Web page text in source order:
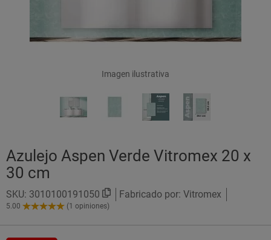
Imagen ilustrativa
Azulejo Aspen Verde Vitromex 20 x
30 cm
SKU: 3010100191050 Fabricado por: Vitromex
5.00
5.00
(1 opiniones)